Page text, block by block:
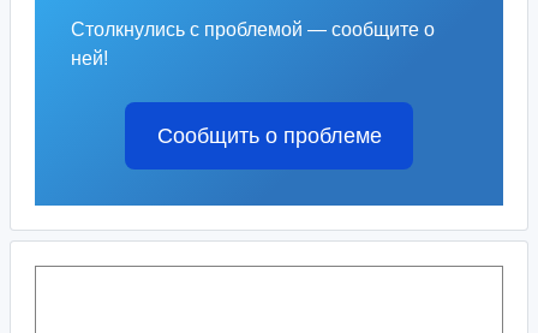
Столкнулись с проблемой — сообщите о
ней!
Сообщить о проблеме